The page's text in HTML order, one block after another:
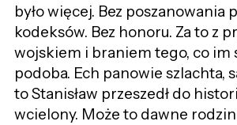
było więcej. Bez poszanowania
kodeksów. Bez honoru. Za to z
wojskiem i braniem tego, co im
podoba. Ech panowie szlachta,
to Stanisław przeszedł do
wcielony. Może to dawne